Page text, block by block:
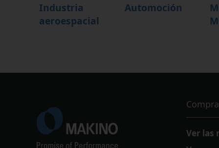
Industria
aeroespacial
Automoción
Ver las